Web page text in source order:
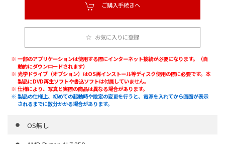
ご購入手続きへ
お気に入りに登録
一部のアプリケーションは使用する際にインターネット接続が必要になります。（自
動的にダウンロードされます）
光学ドライブ（オプション）はOS再インストール等ディスク使用の際に必要です。本
製品にDVD再生ソフトや書込ソフトは付属していません。
仕様により、写真と実際の商品は異なる場合があります。
製品の仕様上、初めての起動時や設定の変更を行うと、電源を入れてから画面が表示
されるまでに数分かかる場合があります。
OS無し